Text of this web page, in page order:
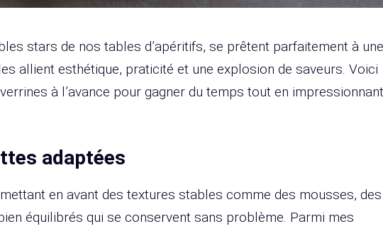
stars de nos tables d’apéritifs, se prêtent parfaitement à une
allient esthétique, praticité et une explosion de saveurs. Voici
à l’avance pour gagner du temps tout en impressionnant
adaptées
en avant des textures stables comme des mousses, des
équilibrés qui se conservent sans problème. Parmi mes